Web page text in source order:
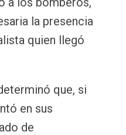
la presencia
quien llegó
que, si
en sus
de